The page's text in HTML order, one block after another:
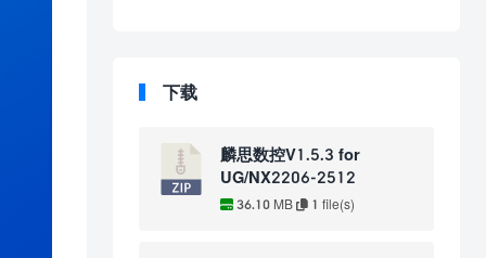
下载
麟思数控V1.5.3 for
UG/NX2206-2512
36.10 MB 1 file(s)